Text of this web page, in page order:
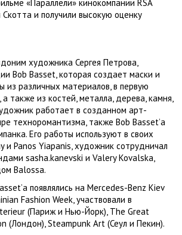
«Параллели» кинокомпании RSA
и получили высокую оценку
художника Сергея Петрова,
Bob Basset, которая создает маски и
из различных материалов, в первую
также из костей, металла, дерева, камня,
работает в созданном арт-
техноромантизма, также Bob Basset’а
Его работы используют в своих
и Panos Yiapanis, художник сотрудничал
sasha.kanevski и Valery Kovalska,
Balossa.
появлялись на Mercedes-Benz Kiev
Fashion Week, участвовали в
(Париж и Нью-Йорк), The Great
(Лондон), Steampunk Art (Сеул и Пекин).